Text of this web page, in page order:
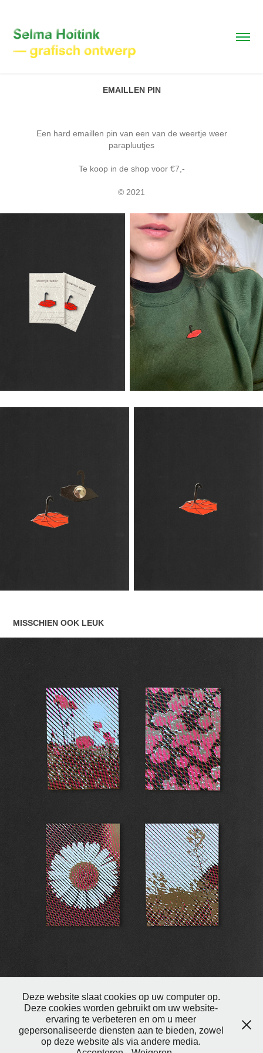
EMAILLEN PIN
Een hard emaillen pin van een van de weertje weer
parapluutjes
Te koop in de shop voor €7,-
© 2021
MISSCHIEN OOK LEUK
© Selma Hoitink 2015-2026 —Privacyverklaring
Deze website slaat cookies op uw computer op.
Deze cookies worden gebruikt om uw website-
ervaring te verbeteren en om u meer
gepersonaliseerde diensten aan te bieden, zowel
op deze website als via andere media.